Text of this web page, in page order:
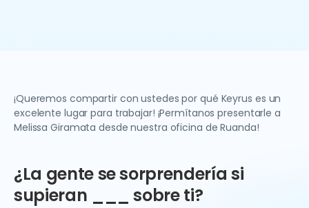
¡Queremos compartir con ustedes por qué Keyrus es un
excelente lugar para trabajar! ¡Permítanos presentarle a
Melissa Giramata desde nuestra oficina de Ruanda!
¿La gente se sorprendería si
supieran ___ sobre ti?